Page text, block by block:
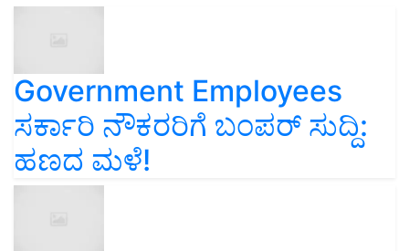
Government Employees
ಸರ್ಕಾರಿ ನೌಕರರಿಗೆ ಬಂಪರ್‌ ಸುದ್ದಿ:
ಹಣದ ಮಳೆ!